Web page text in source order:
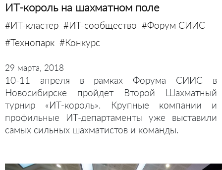
ИТ-король на шахматном поле
#ИТ-кластер #ИТ-сообщество #Форум СИИС
#Технопарк #Конкурс
29 марта, 2018
10-11 апреля в рамках Форума СИИС в
Новосибирске пройдет Второй Шахматный
турнир «ИТ-король». Крупные компании и
профильные ИТ-департаменты уже выставили
самых сильных шахматистов и команды.